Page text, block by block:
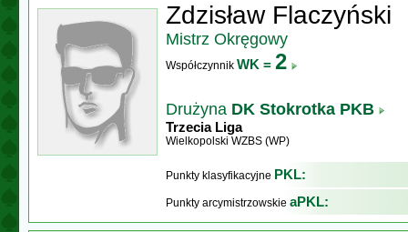
Zdzisław Flaczyński
Mistrz Okręgowy
Współczynnik WK = 2
Drużyna DK Stokrotka PKB
Trzecia Liga
Wielkopolski WZBS (WP)
Punkty klasyfikacyjne PKL:
Punkty arcymistrzowskie aPKL: